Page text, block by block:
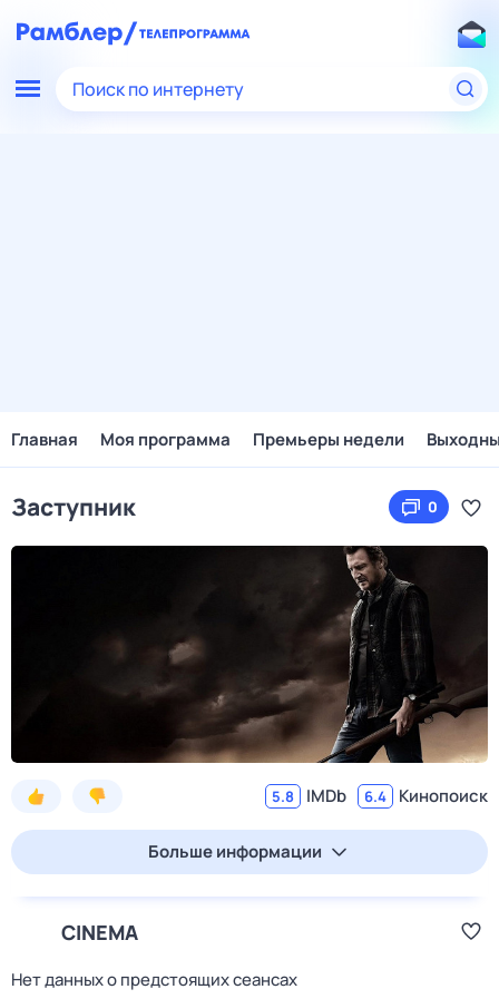
Поиск по интернету
Главная Моя программа Премьеры недели
Заступник 0
5.8 IMDb 6.4 Кинопоиск
Больше информации
CINEMA
Нет данных о предстоящих сеансах